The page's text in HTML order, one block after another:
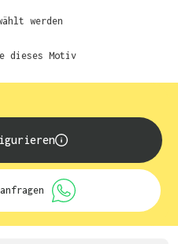
werden
dieses Motiv